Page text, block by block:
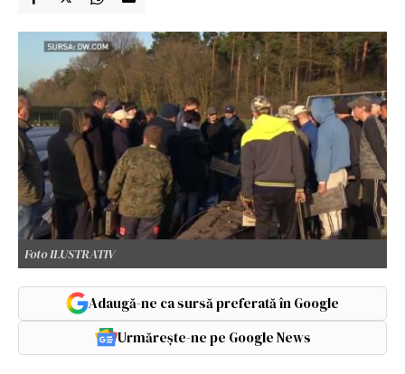
Foto ILUSTRATIV
Adaugă-ne ca sursă preferată în Google
Urmărește-ne pe Google News